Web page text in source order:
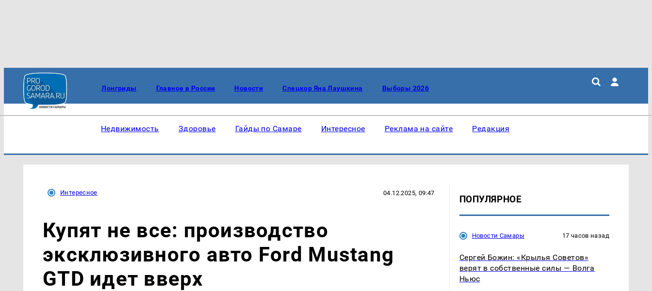
Лонгриды Главное в России Новости Спецкор Яна Лаушкина Выборы 2026
Недвижимость Здоровье Гайды по Самаре Интересное Реклама на сайте Редакция
Интересное 04.12.2025, 09:47
Купят не все: производство
эксклюзивного авто Ford Mustang
GTD идет вверх
ПОПУЛЯРНОЕ
Новости Самары 17 часов назад
Сергей Божин: «Крылья Советов»
верят в собственные силы — Волга
Ньюс